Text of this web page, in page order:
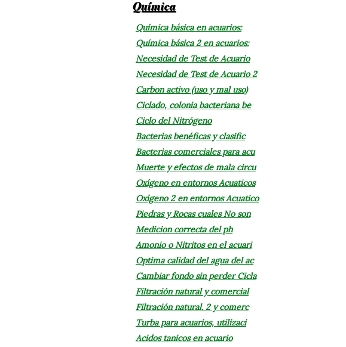
Química
Química básica en acuarios:
Química básica 2 en acuarios:
Necesidad de Test de Acuario
Necesidad de Test de Acuario 2
Carbon activo (uso y mal uso)
Ciclado, colonia bacteriana be
Ciclo del Nitrógeno
Bacterias benéficas y clasific
Bacterias comerciales para acu
Muerte y efectos de mala circu
Oxígeno en entornos Acuaticos
Oxígeno 2 en entornos Acuatico
Piedras y Rocas cuales No son
Medicion correcta del ph
Amonio o Nitritos en el acuari
Optima calidad del agua del ac
Cambiar fondo sin perder Cicla
Filtración natural y comercial
Filtración natural. 2 y comerc
Turba para acuarios, utilizaci
Acidos tanicos en acuario